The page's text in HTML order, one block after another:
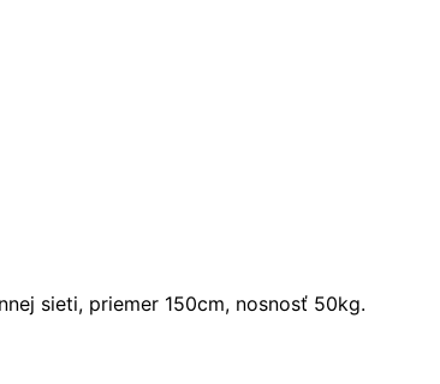
sieti, priemer 150cm, nosnosť 50kg.